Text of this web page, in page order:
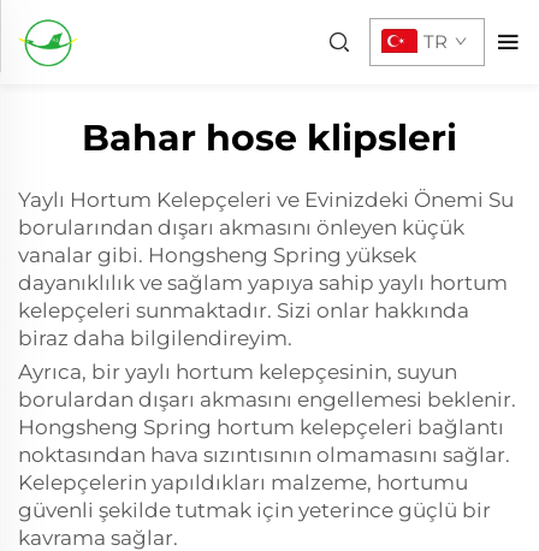
TR
Bahar hose klipsleri
Yaylı Hortum Kelepçeleri ve Evinizdeki Önemi Su
borularından dışarı akmasını önleyen küçük
vanalar gibi. Hongsheng Spring yüksek
dayanıklılık ve sağlam yapıya sahip yaylı hortum
kelepçeleri sunmaktadır. Sizi onlar hakkında
biraz daha bilgilendireyim.
Ayrıca, bir yaylı hortum kelepçesinin, suyun
borulardan dışarı akmasını engellemesi beklenir.
Hongsheng Spring hortum kelepçeleri bağlantı
noktasından hava sızıntısının olmamasını sağlar.
Kelepçelerin yapıldıkları malzeme, hortumu
güvenli şekilde tutmak için yeterince güçlü bir
kavrama sağlar.